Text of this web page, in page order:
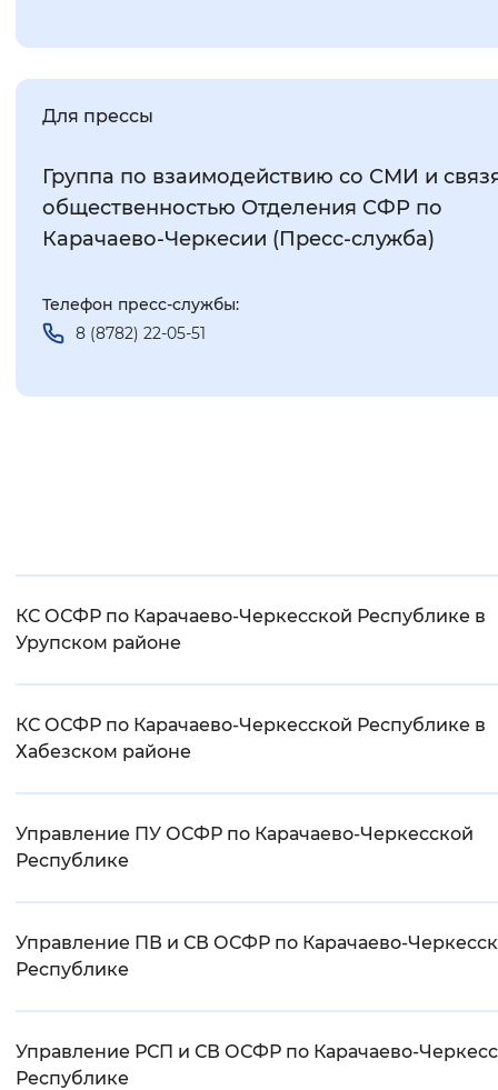
Для прессы
Группа по взаимодействию со СМИ и
общественностью Отделения СФР по
Карачаево-Черкесии (Пресс-служба)
Телефон пресс-службы:
8 (8782) 22-05-51
КС ОСФР по Карачаево-Черкесской Республике в
Урупском районе
КС ОСФР по Карачаево-Черкесской Республике в
Хабезском районе
Управление ПУ ОСФР по Карачаево-Черкесской
Республике
Управление ПВ и СВ ОСФР по Карачаево-
Республике
Управление РСП и СВ ОСФР по Карачаево-
Республике